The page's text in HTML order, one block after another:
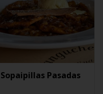
Sopaipillas Pasadas